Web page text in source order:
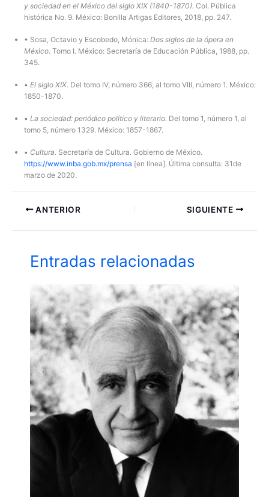
y sociedad en el México del siglo XIX (1840-1870). Col. Pública
histórica No. 9. México: Bonilla Artigas Editores, 2018, pp. 247.
• Sosa, Octavio y Escobedo, Mónica: Dos siglos de la ópera en
México. Tomo I. México: Secretaría de Educación Pública, 1988, pp.
345.
• El siglo XIX. Del tomo IV, número 366, al tomo VIII, número 1. México:
1850-1870.
• La sociedad: periódico político y literario. Del tomo 1, número 1, al
tomo 5, número 1329. México: 1857-1867.
• Cultura. Secretaría de Cultura. Gobierno de México.
https://www.inba.gob.mx/prensa [en línea]. Última consulta: 31de
marzo de 2020.
ANTERIOR SIGUIENTE
Entradas relacionadas